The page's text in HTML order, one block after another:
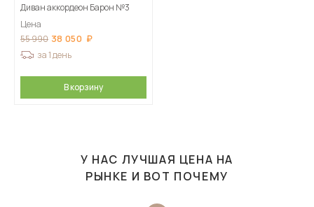
Диван аккордеон Барон №3
Цена
55 990 38 050
за 1 день
В корзину
У НАС ЛУЧШАЯ ЦЕНА НА
РЫНКЕ И ВОТ ПОЧЕМУ